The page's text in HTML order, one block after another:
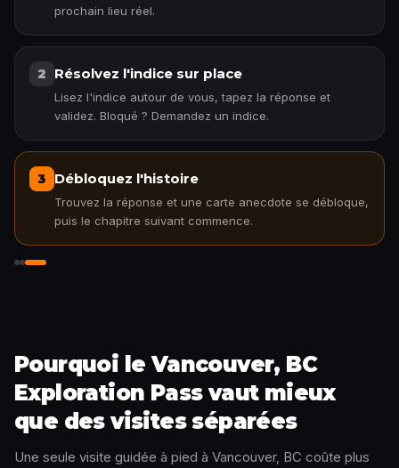
prochain lieu réel.
2 Résolvez l'indice sur place
Lisez l'indice autour de vous, tapez la réponse et
validez. Bloqué ? Demandez un indice.
3 Débloquez l'histoire
Trouvez la réponse et une carte anecdote se débloque,
puis le chapitre suivant commence.
Pourquoi le Vancouver, BC
Exploration Pass vaut mieux
que des visites séparées
Une seule visite guidée à pied à Vancouver, BC coûte plus